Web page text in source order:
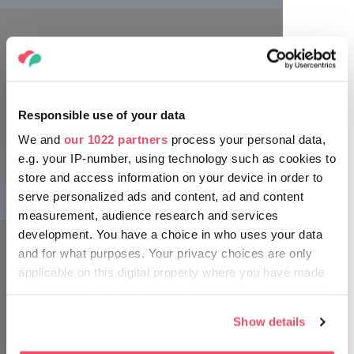
Responsible use of your data
We and our 1022 partners process your personal data,
e.g. your IP-number, using technology such as cookies to
store and access information on your device in order to
serve personalized ads and content, ad and content
measurement, audience research and services
development. You have a choice in who uses your data
and for what purposes. Your privacy choices are only
applicable on this digital property where you have made
Show details
Kavana New York, Budimpešta
Kavana New York, Budimpešta
Odakle je New York Kavana dobila
svoje ime?
Znate li zašto se ova veličanstvena kavana u glavnom gradu
Mađarske zove baš New York? Impozantna zgrada
budimpeštanskog Velikog bulevara (Nagykörút) nekada je
bila sjedište Osiguravajućeg društva New York. Ovu golemu
zgradu dugujemo jednom od najpoznatijih mađarskih
arhitekata Alajosu Hauszmannu, koji je projektirao ovu
slikovitu palaču na četiri kata, zajedno s kavanom u
prizemlju, koja je od primopredaje 1894. godine postala
literarna atmosfera očara uz ukusnu kavu!